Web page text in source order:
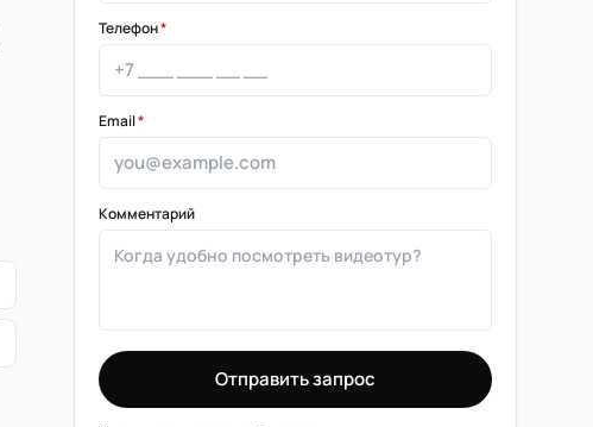
Телефон*
Email*
Комментарий
Отправить запрос